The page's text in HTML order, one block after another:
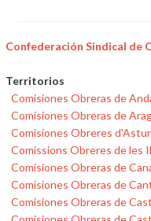
Confederación Sindical de
Territorios
Comisiones Obreras de
Comisiones Obreras de
Comisiones Obreres
Comissions Obreres de les
Comisiones Obreras de
Comisiones Obreras de
Comisiones Obreras de